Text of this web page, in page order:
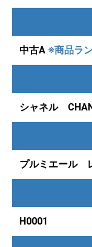
中古A ※商品ラ
シャネル
プルミエール
H0001